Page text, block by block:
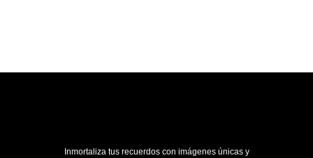
Inmortaliza tus recuerdos con imágenes únicas y